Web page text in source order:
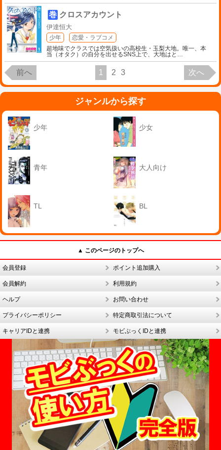
巻 クロスアカウント
伊達恒大
少年
恋愛・ラブコメ
超地味でクラスでは空気扱いの高校生・玉梨大地。唯一、本
当（オタク）の自分を出せるSNS上で、大地はと
前へ 1 2 3 次へ
ジャンルから探す
少年 少女
青年 大人向け
TL BL
▲ このページのトップへ
会員登録 ポイント追加購入
会員解約 利用規約
ヘルプ お問い合わせ
プライバシーポリシー 特定商取引法について
キャリアIDと連携 モビぶっくIDと連携